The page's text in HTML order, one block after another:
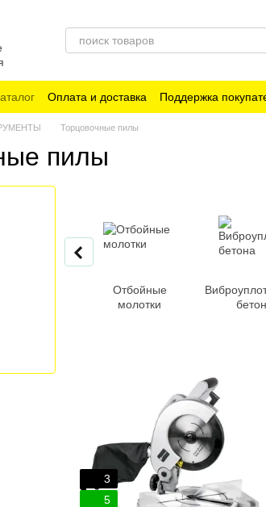
Оплата и доставка Поддержка
Торцовочные пилы
пилы
Отбойные
молотки
3
5